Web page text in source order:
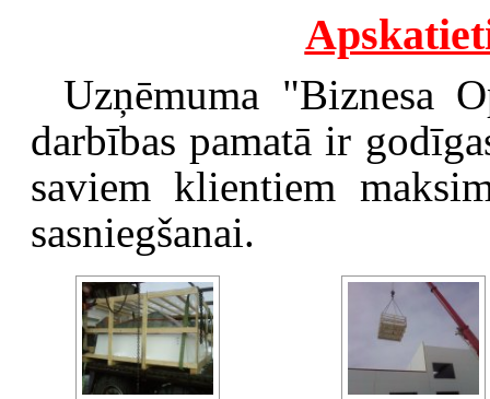
Uzņēmuma "Biznesa
darbības pamatā ir
saviem klientiem
sasniegšanai.